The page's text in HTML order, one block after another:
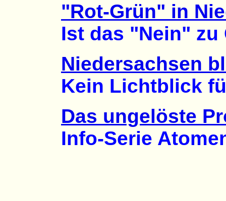
"Rot-Grün" in
Ist das "Nein" zu
Niedersachsen
Kein Lichtblick für
Das ungelöste
Info-Serie